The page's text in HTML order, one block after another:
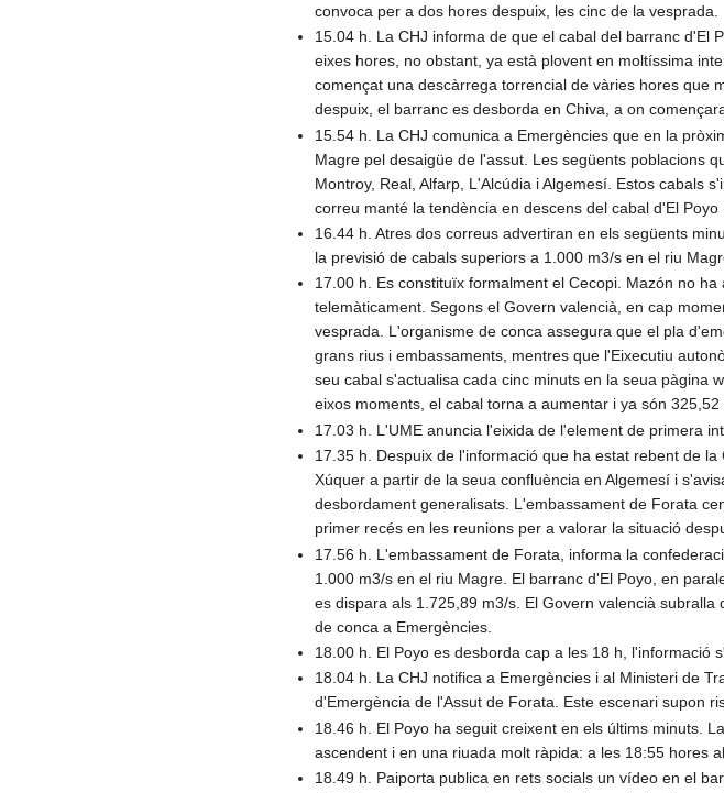
convoca per a dos hores despuix, les cinc de la vesprada.
15.04 h. La CHJ informa de que el cabal del barranc d'El
eixes hores, no obstant, ya està plovent en moltíssima
començat una descàrrega torrencial de vàries hores que
despuix, el barranc es desborda en Chiva, a on
15.54 h. La CHJ comunica a Emergències que en la
Magre pel desaigüe de l'assut. Les següents poblacions
Montroy, Real, Alfarp, L'Alcúdia i Algemesí. Estos cabals
correu manté la tendència en descens del cabal d'El Poyo
16.44 h. Atres dos correus advertiran en els següents
la previsió de cabals superiors a 1.000 m3/s en el riu
17.00 h. Es constituïx formalment el Cecopi. Mazón no
telemàticament. Segons el Govern valencià, en cap
vesprada. L'organisme de conca assegura que el pla
grans rius i embassaments, mentres que l'Eixecutiu
seu cabal s'actualisa cada cinc minuts en la seua pàgina
eixos moments, el cabal torna a aumentar i ya són
17.03 h. L'UME anuncia l'eixida de l'element de primera
17.35 h. Despuix de l'informació que ha estat rebent de
Xúquer a partir de la seua confluència en Algemesí i
desbordament generalisats. L'embassament de Forata
primer recés en les reunions per a valorar la situació
17.56 h. L'embassament de Forata, informa la
1.000 m3/s en el riu Magre. El barranc d'El Poyo, en
es dispara als 1.725,89 m3/s. El Govern valencià
de conca a Emergències.
18.00 h. El Poyo es desborda cap a les 18 h, l'informació
18.04 h. La CHJ notifica a Emergències i al Ministeri de
d'Emergència de l'Assut de Forata. Este escenari supon
18.46 h. El Poyo ha seguit creixent en els últims minuts.
ascendent i en una riuada molt ràpida: a les 18:55 hores
18.49 h. Paiporta publica en rets socials un vídeo en el